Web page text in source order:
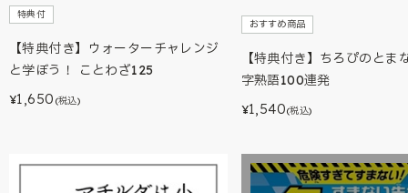
特典付
【特典付き】ウォーターチャレンジ
と学ぼう！ ことわざ125
¥1,650 (税込)
おすすめ商品
【特典付き】ちろぴのとま
字熟語100連発
¥1,540(税込)